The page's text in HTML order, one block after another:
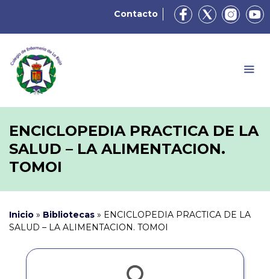
Contacto
ENCICLOPEDIA PRACTICA DE LA
SALUD – LA ALIMENTACION.
TOMOI
Inicio » Bibliotecas » ENCICLOPEDIA PRACTICA DE LA
SALUD – LA ALIMENTACION. TOMOI